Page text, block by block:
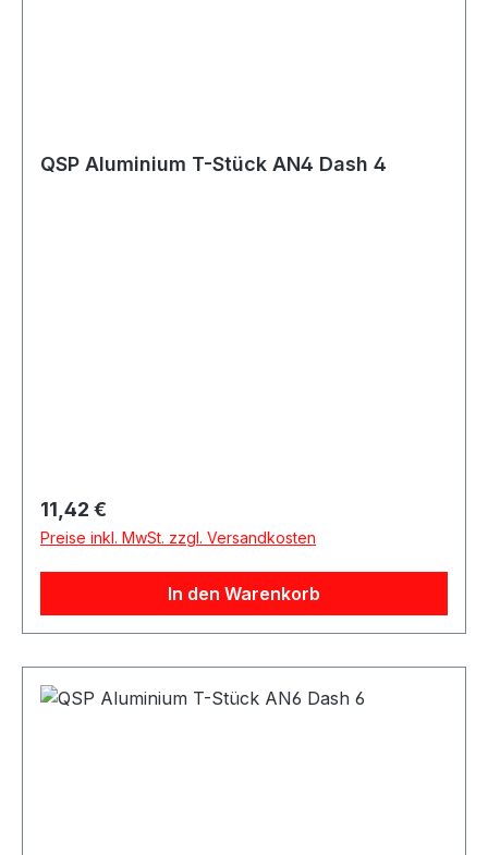
QSP Aluminium T-Stück AN4 Dash 4
Regulärer Preis:
11,42 €
Preise inkl. MwSt. zzgl. Versandkosten
In den Warenkorb